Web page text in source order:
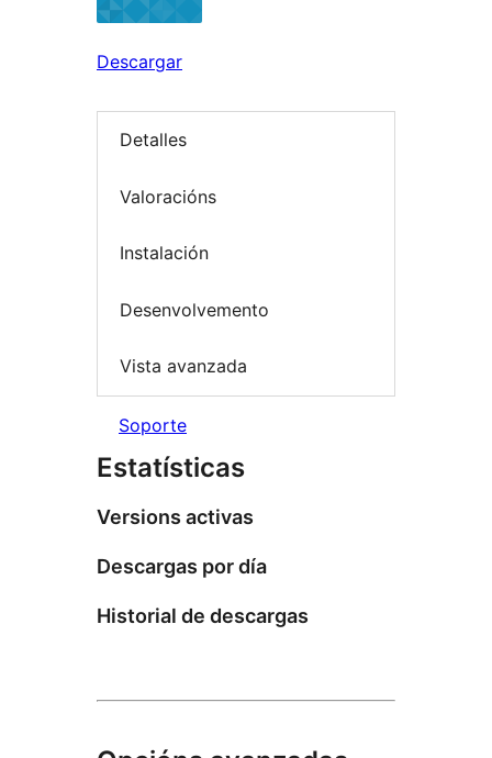
Descargar
Detalles
Valoracións
Instalación
Desenvolvemento
Vista avanzada
Soporte
Estatísticas
Versions activas
Descargas por día
Historial de descargas